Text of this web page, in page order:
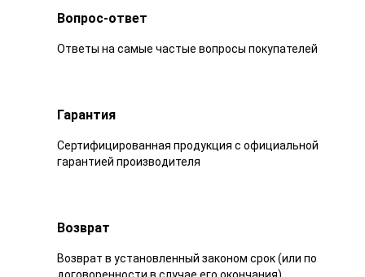
Вопрос-ответ
Ответы на самые частые вопросы покупателей
Гарантия
Сертифицированная продукция с официальной
гарантией производителя
Возврат
Возврат в установленный законом срок (или по
договоренности в случае его окончания)